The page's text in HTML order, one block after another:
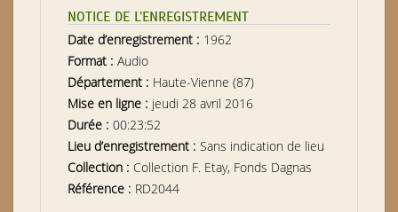
NOTICE DE L’ENREGISTREMENT
Date d’enregistrement : 1962
Format : Audio
Département : Haute-Vienne (87)
Mise en ligne : jeudi 28 avril 2016
Durée : 00:23:52
Lieu d’enregistrement : Sans indication de lieu
Collection : Collection F. Etay, Fonds Dagnas
Référence : RD2044